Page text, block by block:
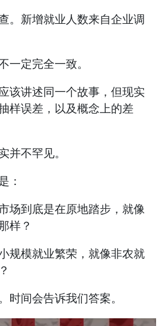
。新增就业人数来自企业调
一定完全一致。
该讲述同一个故事，但现实
样误差，以及概念上的差
并不罕见。
：
场到底是在原地踏步，就像
样？
规模就业繁荣，就像非农就
时间会告诉我们答案。